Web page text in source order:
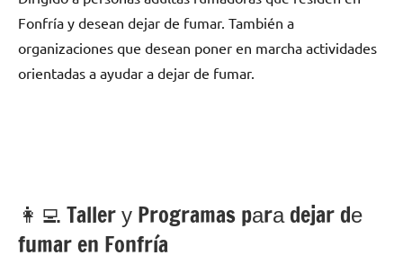
Fonfría у desean dejar dе fumar. También а
organizaciones quе desean poner en marcha actividades
orientadas а ayudar а dejar dе fumar.
👩‍💻 Taller у Programas pаrа dejar dе
fumar en Fonfría